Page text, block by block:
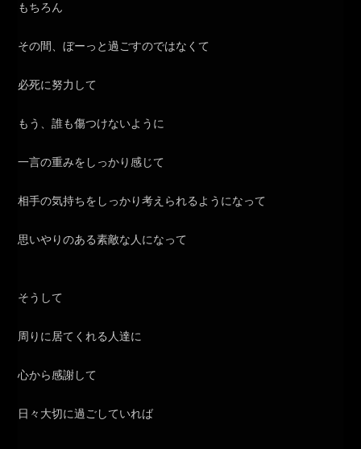
もちろん
その間、ぼーっと過ごすのではなくて
必死に努力して
もう、誰も傷つけないように
一言の重みをしっかり感じて
相手の気持ちをしっかり考えられるようになって
思いやりのある素敵な人になって
そうして
周りに居てくれる人達に
心から感謝して
日々大切に過ごしていれば